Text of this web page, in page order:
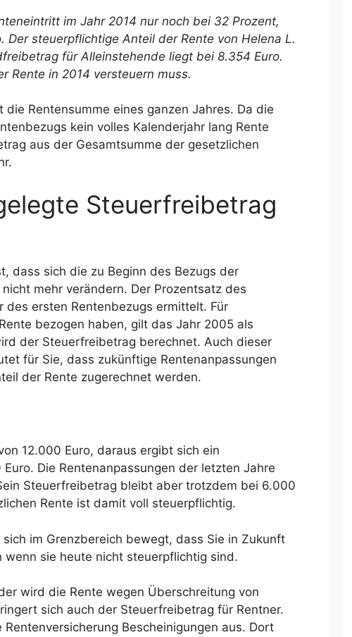
im Jahr 2014 nur noch bei 32 Prozent,
Der steuerpflichtige Anteil der Rente von Helena L.
für Alleinstehende liegt bei 8.354 Euro.
Rente in 2014 versteuern muss.
Rentensumme eines ganzen Jahres. Da die
kein volles Kalenderjahr lang Rente
aus der Gesamtsumme der gesetzlichen
Steuerfreibetrag
dass sich die zu Beginn des Bezugs der
mehr verändern. Der Prozentsatz des
des ersten Rentenbezugs ermittelt. Für
bezogen haben, gilt das Jahr 2005 als
der Steuerfreibetrag berechnet. Auch dieser
für Sie, dass zukünftige Rentenanpassungen
der Rente zugerechnet werden.
12.000 Euro, daraus ergibt sich ein
Die Rentenanpassungen der letzten Jahre
Steuerfreibetrag bleibt aber trotzdem bei 6.000
Rente ist damit voll steuerpflichtig.
im Grenzbereich bewegt, dass Sie in Zukunft
sie heute nicht steuerpflichtig sind.
wird die Rente wegen Überschreitung von
sich auch der Steuerfreibetrag für Rentner.
Bescheinigungen aus. Dort